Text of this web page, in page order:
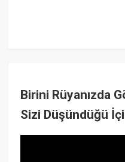
Birini Rüyanızda
Sizi Düşündüğü